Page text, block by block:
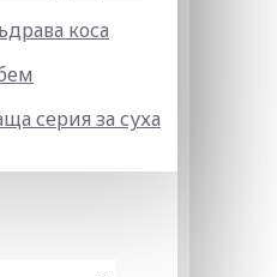
коса
серия за суха